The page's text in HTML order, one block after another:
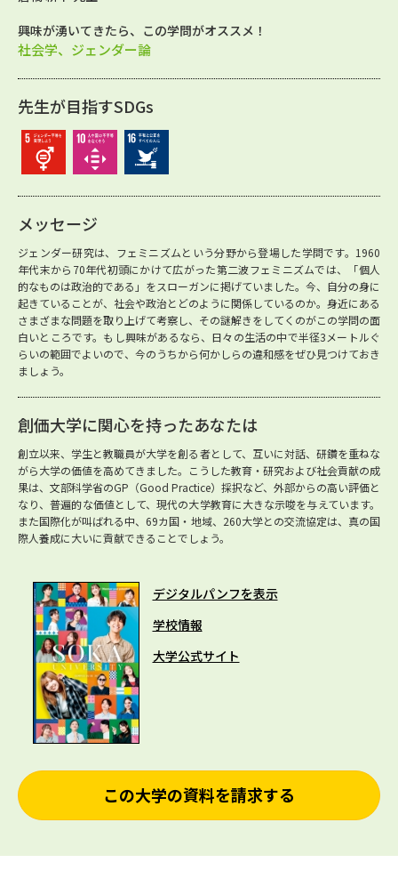
興味が湧いてきたら、この学問がオススメ！
社会学、ジェンダー論
先生が目指すSDGs
メッセージ
ジェンダー研究は、フェミニズムという分野から登場した学問です。1960
年代末から70年代初頭にかけて広がった第二波フェミニズムでは、「個人
的なものは政治的である」をスローガンに掲げていました。今、自分の身に
起きていることが、社会や政治とどのように関係しているのか。身近にある
さまざまな問題を取り上げて考察し、その謎解きをしてくのがこの学問の面
白いところです。もし興味があるなら、日々の生活の中で半径3メートルぐ
らいの範囲でよいので、今のうちから何かしらの違和感をぜひ見つけておき
ましょう。
創価大学に関心を持ったあなたは
創立以来、学生と教職員が大学を創る者として、互いに対話、研鑽を重ねな
がら大学の価値を高めてきました。こうした教育・研究および社会貢献の成
果は、文部科学省のGP（Good Practice）採択など、外部からの高い評価と
なり、普遍的な価値として、現代の大学教育に大きな示唆を与えています。
また国際化が叫ばれる中、69カ国・地域、260大学との交流協定は、真の国
際人養成に大いに貢献できることでしょう。
デジタルパンフを表示
学校情報
大学公式サイト
この大学の資料を請求する